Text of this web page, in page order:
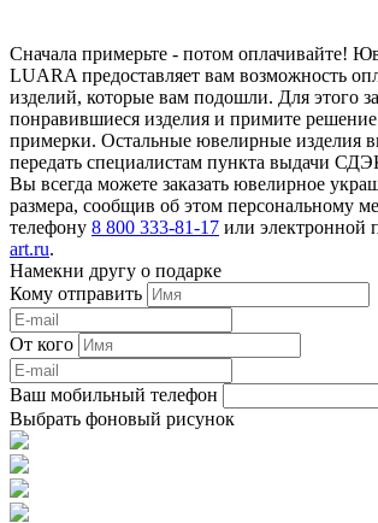
Сначала примерьте - потом оплачивайте!
LUARA предоставляет вам возможность
изделий, которые вам подошли. Для этого
понравившиеся изделия и примите
примерки. Остальные ювелирные изделия
передать специалистам пункта выдачи
Вы всегда можете заказать ювелирное
размера, сообщив об этом персональному
телефону 8 800 333-81-17 или электронной
art.ru.
Намекни другу о подарке
Кому отправить
От кого
Ваш мобильный телефон
Выбрать фоновый рисунок